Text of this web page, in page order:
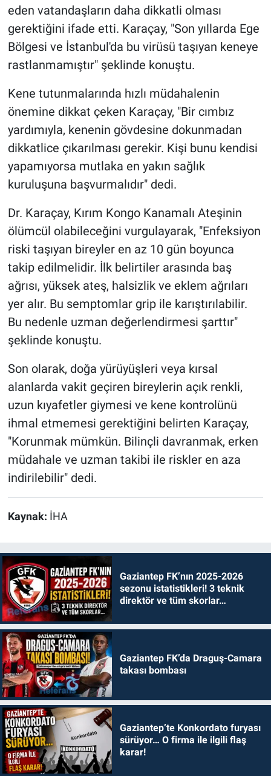
eden vatandaşların daha dikkatli olması
gerektiğini ifade etti. Karaçay, "Son yıllarda Ege
Bölgesi ve İstanbul'da bu virüsü taşıyan keneye
rastlanmamıştır" şeklinde konuştu.
Kene tutunmalarında hızlı müdahalenin
önemine dikkat çeken Karaçay, "Bir cımbız
yardımıyla, kenenin gövdesine dokunmadan
dikkatlice çıkarılması gerekir. Kişi bunu kendisi
yapamıyorsa mutlaka en yakın sağlık
kuruluşuna başvurmalıdır" dedi.
Dr. Karaçay, Kırım Kongo Kanamalı Ateşinin
ölümcül olabileceğini vurgulayarak, "Enfeksiyon
riski taşıyan bireyler en az 10 gün boyunca
takip edilmelidir. İlk belirtiler arasında baş
ağrısı, yüksek ateş, halsizlik ve eklem ağrıları
yer alır. Bu semptomlar grip ile karıştırılabilir.
Bu nedenle uzman değerlendirmesi şarttır"
şeklinde konuştu.
Son olarak, doğa yürüyüşleri veya kırsal
alanlarda vakit geçiren bireylerin açık renkli,
uzun kıyafetler giymesi ve kene kontrolünü
ihmal etmemesi gerektiğini belirten Karaçay,
"Korunmak mümkün. Bilinçli davranmak, erken
müdahale ve uzman takibi ile riskler en aza
indirilebilir" dedi.
Kaynak: İHA
Gaziantep FK’nın 2025-2026
sezonu istatistikleri! 3 teknik
direktör ve tüm skorlar…
Gaziantep FK’da Draguş-Camara
takası bombası
Gaziantep’te Konkordato furyası
sürüyor… O firma ile ilgili flaş
karar!